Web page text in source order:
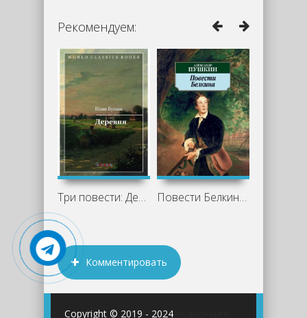
Рекомендуем:
Три повести: Деревня, Суходол, Митина Повести Белкина - Александр Пушкин
Комментировать
Copyright © 2019 - 2024